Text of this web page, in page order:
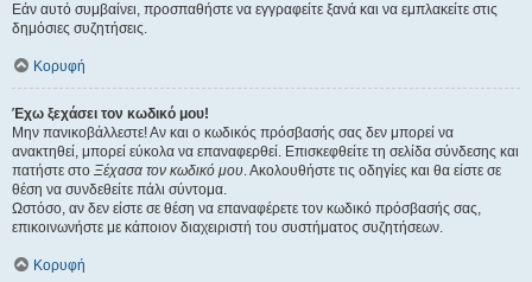
Εάν αυτό συμβαίνει, προσπαθήστε να εγγραφείτε ξανά και να εμπλακείτε στις
δημόσιες συζητήσεις.
Κορυφή
Έχω ξεχάσει τον κωδικό μου!
Μην πανικοβάλλεστε! Αν και ο κωδικός πρόσβασής σας δεν μπορεί να
ανακτηθεί, μπορεί εύκολα να επαναφερθεί. Επισκεφθείτε τη σελίδα σύνδεσης και
πατήστε στο Ξέχασα τον κωδικό μου. Ακολουθήστε τις οδηγίες και θα είστε σε
θέση να συνδεθείτε πάλι σύντομα.
Ωστόσο, αν δεν είστε σε θέση να επαναφέρετε τον κωδικό πρόσβασής σας,
επικοινωνήστε με κάποιον διαχειριστή του συστήματος συζητήσεων.
Κορυφή